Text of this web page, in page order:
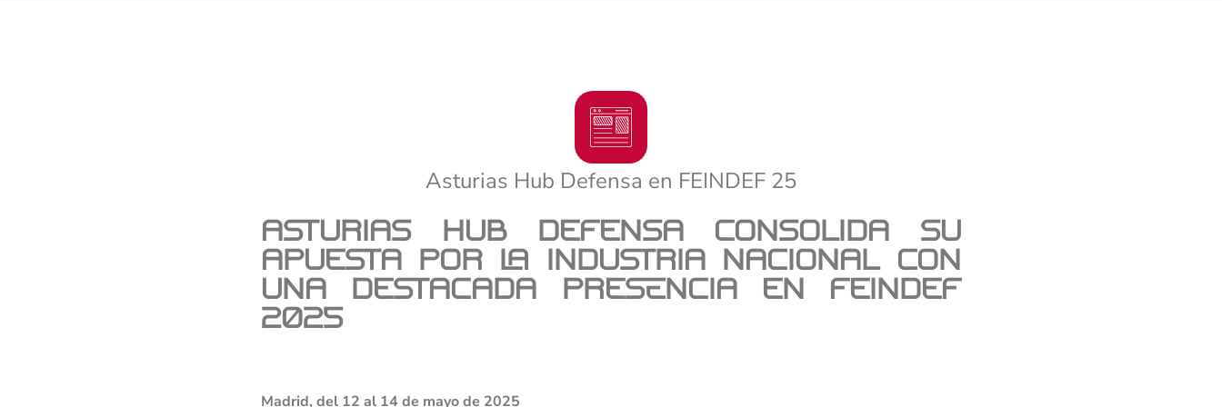
Asturias Hub Defensa en FEINDEF 25
Asturias Hub Defensa consolida su
apuesta por la industria nacional con
una destacada presencia en FEINDEF
2025
Madrid, del 12 al 14 de mayo de 2025